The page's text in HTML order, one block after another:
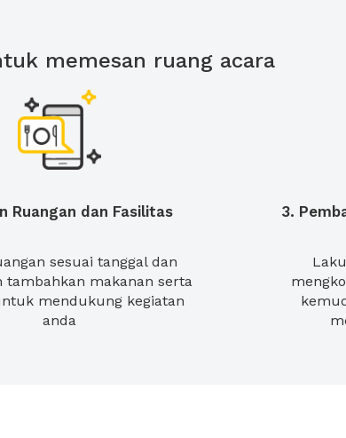
memesan ruang acara
Ruangan dan Fasilitas
sesuai tanggal dan
tambahkan makanan serta
mendukung kegiatan
anda
3.